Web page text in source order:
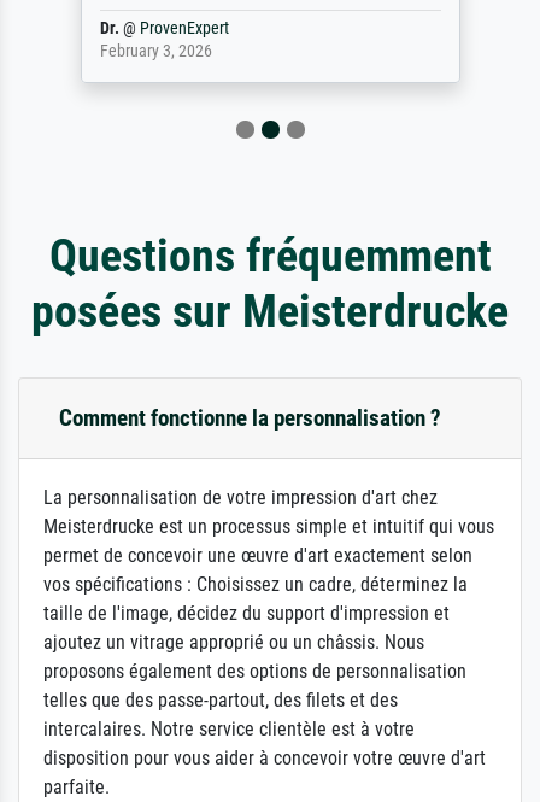
Dr. @ ProvenExpert
February 3, 2026
Questions fréquemment
posées sur Meisterdrucke
Comment fonctionne la personnalisation ?
La personnalisation de votre impression d'art chez
Meisterdrucke est un processus simple et intuitif qui vous
permet de concevoir une œuvre d'art exactement selon
vos spécifications : Choisissez un cadre, déterminez la
taille de l'image, décidez du support d'impression et
ajoutez un vitrage approprié ou un châssis. Nous
proposons également des options de personnalisation
telles que des passe-partout, des filets et des
intercalaires. Notre service clientèle est à votre
disposition pour vous aider à concevoir votre œuvre d'art
parfaite.